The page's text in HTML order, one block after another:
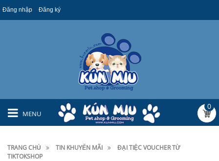
Đăng nhập Đăng ký
MENU
0
TRANG CHỦ TIN KHUYẾN MÃI
ĐẠI TIỆC VOUCHER TỪ
TIKTOKSHOP